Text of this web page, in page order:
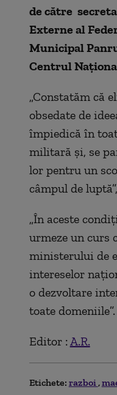
de către
Externe al
Municipal
Centrul
„Constatăm că
obsedate de
împiedică în
militară și, se
lor pentru un
câmpul de
„În aceste
urmeze un curs
ministerului de
intereselor
o dezvoltare
toate domeniile”.
Editor : A.R.
Etichete: razboi